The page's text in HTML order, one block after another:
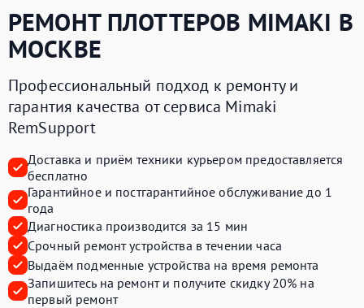
РЕМОНТ ПЛОТТЕРОВ MIMAKI В
МОСКВЕ
Профессиональный подход к ремонту и
гарантия качества от сервиса Mimaki
RemSupport
Доставка и приём техники курьером предоставляется
бесплатно
Гарантийное и постгарантийное обслуживание до 1
года
Диагностика производится за 15 мин
Срочный ремонт устройства в течении часа
Выдаём подменные устройства на время ремонта
Запишитесь на ремонт и получите скидку 20% на
первый ремонт